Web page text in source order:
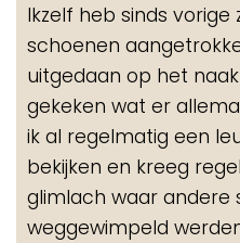
Ikzelf heb sinds
schoenen
uitgedaan op het
gekeken wat er
ik al regelmatig een
bekijken en kreeg
glimlach waar andere
weggewimpeld